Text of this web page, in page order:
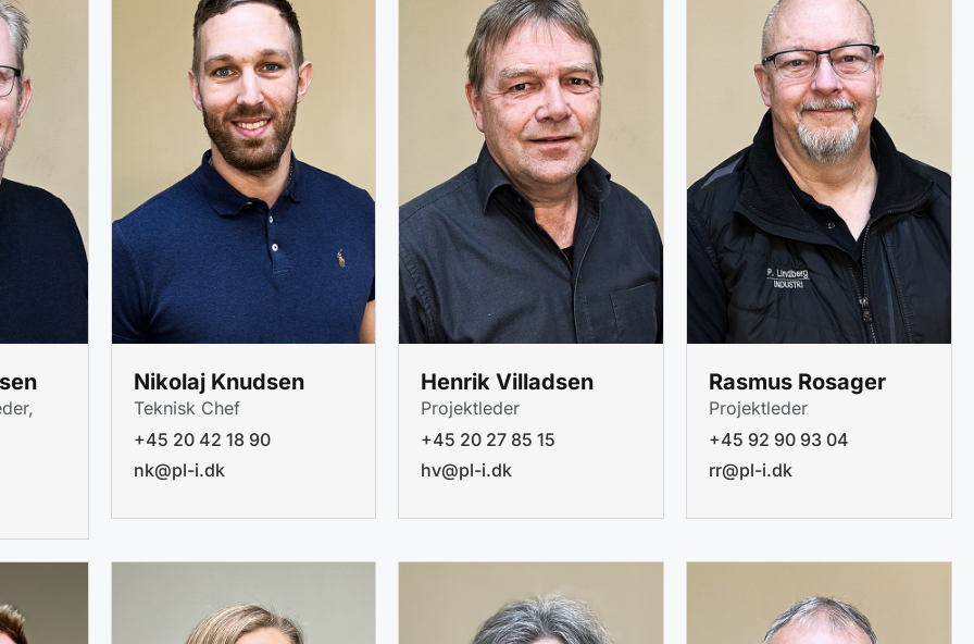
Nikolaj Knudsen
Teknisk Chef
+45 20 42 18 90
nk@pl-i.dk
Henrik Villadsen
Projektleder
+45 20 27 85 15
hv@pl-i.dk
Rasmus Rosager
Projektleder
+45 92 90 93 04
rr@pl-i.dk